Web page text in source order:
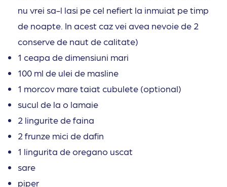
nu vrei sa-l lasi pe cel nefiert la inmuiat pe timp
de noapte. In acest caz vei avea nevoie de 2
conserve de naut de calitate)
1 ceapa de dimensiuni mari
100 ml de ulei de masline
1 morcov mare taiat cubulete (optional)
sucul de la o lamaie
2 lingurite de faina
2 frunze mici de dafin
1 lingurita de oregano uscat
sare
piper